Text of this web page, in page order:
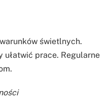
świetlnych.
ułatwić prace. Regularne